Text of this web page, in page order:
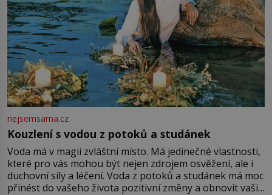
nejsemsama.cz
Kouzlení s vodou z potoků a studánek
Voda má v magii zvláštní místo. Má jedinečné vlastnosti,
které pro vás mohou být nejen zdrojem osvěžení, ale i
duchovní síly a léčení. Voda z potoků a studánek má moc
přinést do vašeho života pozitivní změny a obnovit vaši